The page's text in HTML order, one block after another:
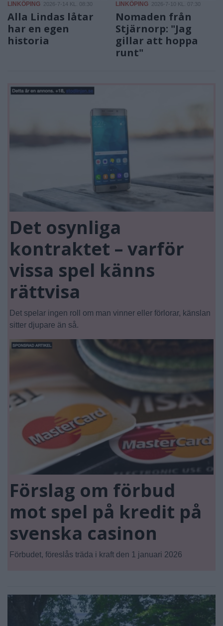
LINKÖPING 2026-7-14 KL. 08:30
Alla Lindas låtar
har en egen
historia
LINKÖPING 2026-7-10 KL. 07:30
Nomaden från
Stjärnorp: "Jag
gillar att hoppa
runt"
Det osynliga
kontraktet – varför
vissa spel känns
rättvisa
Det spelar ingen roll om man vinner eller förlorar, känslan
sitter djupare än så.
Förslag om förbud
mot spel på kredit på
svenska casinon
Förbudet, föreslås träda i kraft den 1 januari 2026